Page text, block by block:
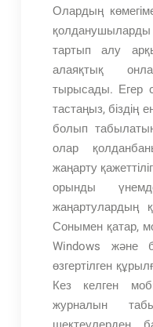
Олардың
тартып алу
алаяқтық
тырысады. Егер
тастаңыз, біздің
болып
олар
жаңарту
орынды
жаңартулардың
Сонымен қатар,
Windows және
өзгертілген
Кез келген
журналын